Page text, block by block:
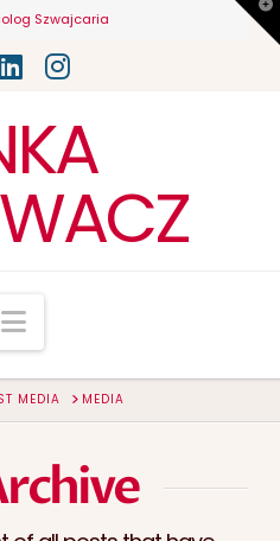
Szwajcaria
LinkedInInstagram
Navigation
MEDIA MEDIA